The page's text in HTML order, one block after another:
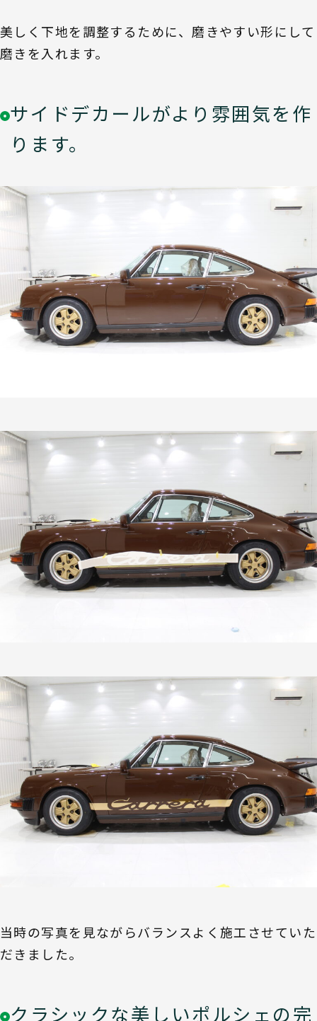
美しく下地を調整するために、磨きやすい形にして
磨きを入れます。
サイドデカールがより雰囲気を作
ります。
当時の写真を見ながらバランスよく施工させていた
だきました。
クラシックな美しいポルシェの完